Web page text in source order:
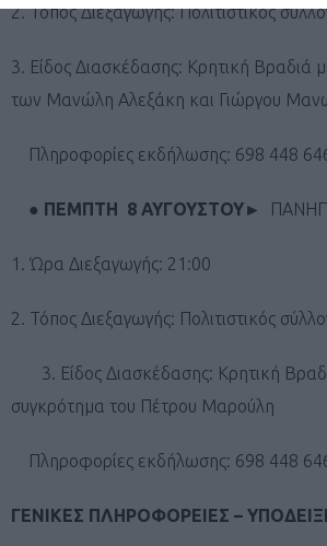
2. Τόπος Διεξαγωγής: Πολιτιστικός
3. Είδος Διασκέδασης: Κρητική Βραδιά
των Μανώλη Αλεξάκη και Γιώργου
Πληροφορίες εκδήλωσης: 698 448
● ΠΕΜΠΤΗ 8 ΑΥΓΟΥΣΤΟΥ►
1. Ώρα Διεξαγωγής: 21:00
2. Τόπος Διεξαγωγής: Πολιτιστικός
3. Είδος Διασκέδασης: Κρητική
συγκρότημα του Πέτρου Μαρούλη
Πληροφορίες εκδήλωσης: 698 448
ΓΕΝΙΚΕΣ ΠΛΗΡΟΦΟΡΕΙΕΣ –